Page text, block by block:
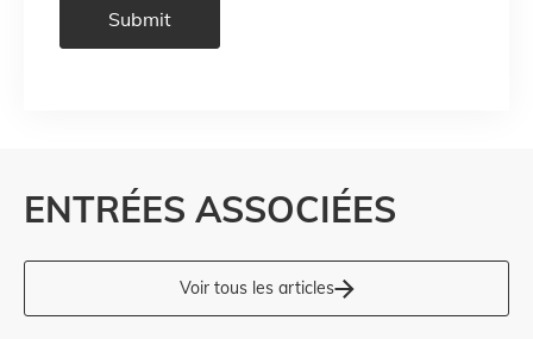
ENTRÉES ASSOCIÉES
Voir tous les articles